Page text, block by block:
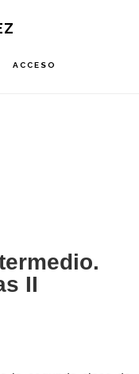
ACCESO
II